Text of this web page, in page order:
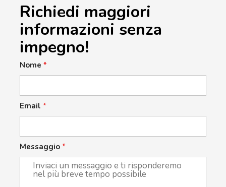
Richiedi maggiori
informazioni senza
impegno!
Nome *
Email *
Messaggio *